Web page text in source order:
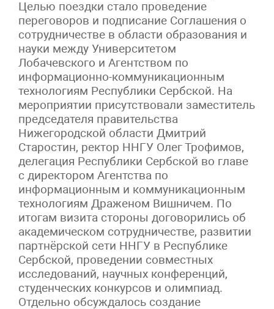
Целью поездки стало проведение
переговоров и подписание Соглашения о
сотрудничестве в области образования и
науки между Университетом
Лобачевского и Агентством по
информационно-коммуникационным
технологиям Республики Сербской. На
мероприятии присутствовали заместитель
председателя правительства
Нижегородской области Дмитрий
Старостин, ректор ННГУ Олег Трофимов,
делегация Республики Сербской во главе
с директором Агентства по
информационным и коммуникационным
технологиям Драженом Вишничем. По
итогам визита стороны договорились об
академическом сотрудничестве, развитии
партнёрской сети ННГУ в Республике
Сербской, проведении совместных
исследований, научных конференций,
студенческих конкурсов и олимпиад.
Отдельно обсуждалось создание